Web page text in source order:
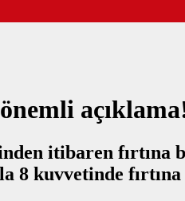
itibaren fırtına
kuvvetinde